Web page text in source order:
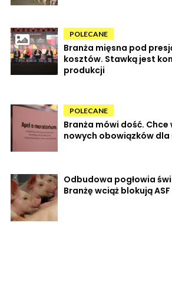
POLECANE
Branża mięsna pod
kosztów. Stawką jest
produkcji
POLECANE
Branża mówi dość.
nowych obowiązków
Odbudowa pogłowia
Branżę wciąż blokują